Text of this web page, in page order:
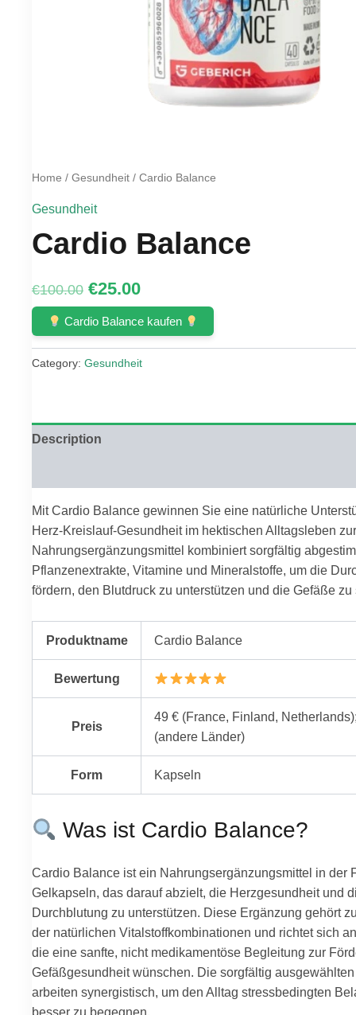
Home / Gesundheit / Cardio Balance
Gesundheit
Cardio Balance
€100.00 Original
price
was:
€100.00.
€25.00Current
price
is:
€25.00.
Cardio Balance kaufen
Category: Gesundheit
Description
Mit Cardio Balance gewinnen Sie eine natürliche
Herz-Kreislauf-Gesundheit im hektischen Alltagsleben
Nahrungsergänzungsmittel kombiniert sorgfältig
Pflanzenextrakte, Vitamine und Mineralstoffe, um die
fördern, den Blutdruck zu unterstützen und die Gefäße zu
Produktname Cardio Balance
Bewertung
Preis
49 € (France, Finland,
(andere Länder)
Form Kapseln
Was ist Cardio Balance?
Cardio Balance ist ein Nahrungsergänzungsmittel in der
Gelkapseln, das darauf abzielt, die Herzgesundheit und
Durchblutung zu unterstützen. Diese Ergänzung gehört
der natürlichen Vitalstoffkombinationen und richtet sich
die eine sanfte, nicht medikamentöse Begleitung zur
Gefäßgesundheit wünschen. Die sorgfältig
arbeiten synergistisch, um den Alltag stressbedingten
besser zu begegnen.